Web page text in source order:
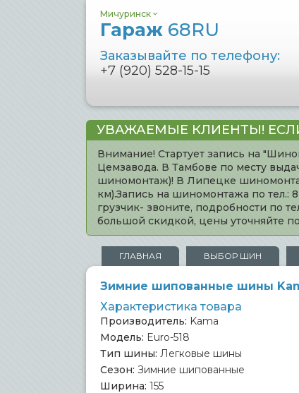
Мичуринск
Гараж 68RU
Заказывайте по телефону:
+7 (920) 528-15-15
УВАЖАЕМЫЕ КЛИЕНТЫ!
Внимание! Стартует запись на
Цемзавода. В Тамбове по месту
шиномонтаж)! В Липецке
км).Запись на шиномонтажа по тел.:
грузчик- звоните, подробности по
большой скидкой, цены уточняйте
ГЛАВНАЯ ВЫБОР ШИН
Зимние шипованные шины
Характеристика товара
Производитель: Kama
Модель: Euro-518
Тип шины: Легковые шины
Сезон: Зимние шипованные
Ширина: 155